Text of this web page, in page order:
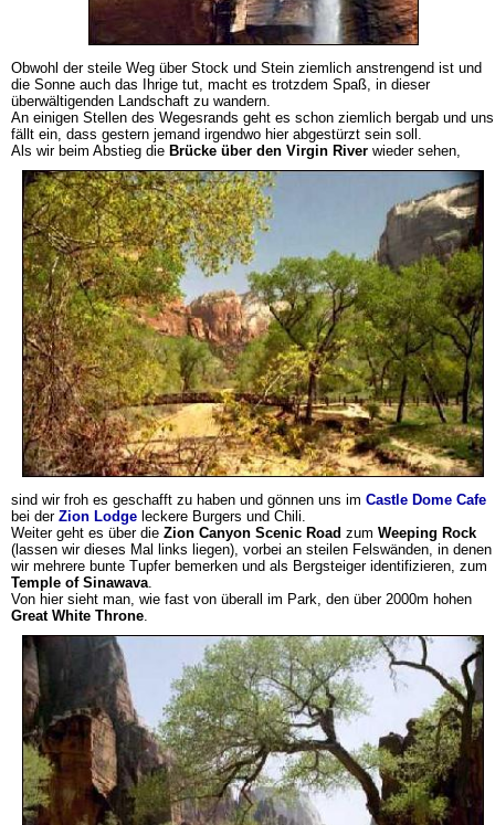
Obwohl der steile Weg über Stock und Stein ziemlich anstrengend ist und
die Sonne auch das Ihrige tut, macht es trotzdem Spaß, in dieser
überwältigenden Landschaft zu wandern.
An einigen Stellen des Wegesrands geht es schon ziemlich bergab und uns
fällt ein, dass gestern jemand irgendwo hier abgestürzt sein soll.
Als wir beim Abstieg die Brücke über den Virgin River wieder sehen,
sind wir froh es geschafft zu haben und gönnen uns im Castle Dome Cafe
bei der Zion Lodge leckere Burgers und Chili.
Weiter geht es über die Zion Canyon Scenic Road zum Weeping Rock
(lassen wir dieses Mal links liegen), vorbei an steilen Felswänden, in denen
wir mehrere bunte Tupfer bemerken und als Bergsteiger identifizieren, zum
Temple of Sinawava
Von hier sieht man, wie fast von überall im Park, den über 2000m hohen
Great White Throne